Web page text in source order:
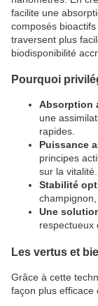
facilite une
composés
traversent plus
biodisponibilité
Pourquoi
Absorption
une
rapides.
Puissance
principes
sur la vitalité.
Stabilité
Une
respectueux
Les vertus et
Grâce à cette
façon plus efficace